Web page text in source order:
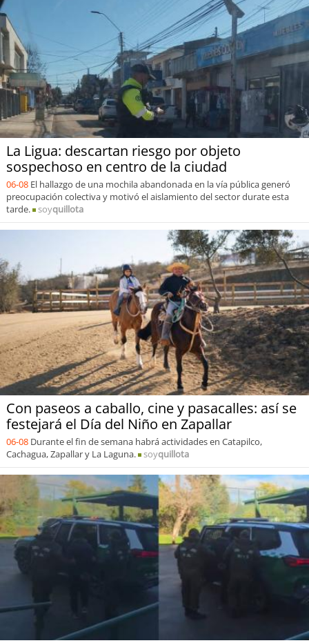
La Ligua: descartan riesgo por objeto
sospechoso en centro de la ciudad
06-08 El hallazgo de una mochila abandonada en la vía pública generó
preocupación colectiva y motivó el aislamiento del sector durate esta
tarde.
soyquillota
Con paseos a caballo, cine y pasacalles: así se
festejará el Día del Niño en Zapallar
06-08 Durante el fin de semana habrá actividades en Catapilco,
Cachagua, Zapallar y La Laguna.
soyquillota